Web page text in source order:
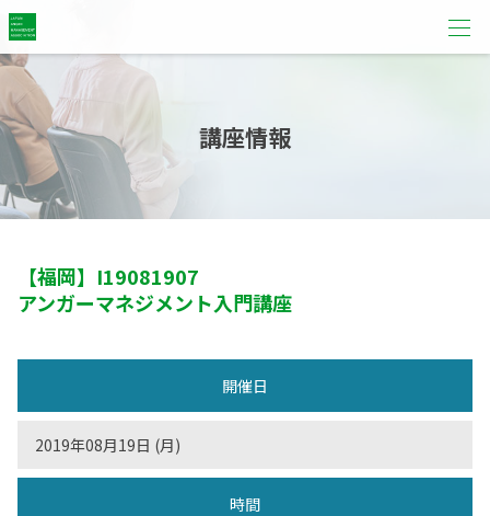
講座情報
【福岡】 I19081907
アンガーマネジメント入門講座
開催日
2019年08月19日 (月)
時間